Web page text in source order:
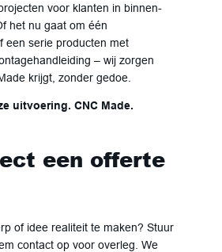
voor klanten in binnen-
het nu gaat om één
een serie producten met
– wij zorgen
krijgt, zonder gedoe.
uitvoering. CNC Made.
een offerte
of idee realiteit te maken? Stuur
contact op voor overleg. We